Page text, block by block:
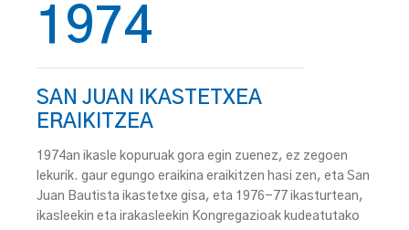
1974
SAN JUAN IKASTETXEA
ERAIKITZEA
1974an ikasle kopuruak gora egin zuenez, ez zegoen
lekurik. gaur egungo eraikina eraikitzen hasi zen, eta San
Juan Bautista ikastetxe gisa, eta 1976-77 ikasturtean,
ikasleekin eta irakasleekin Kongregazioak kudeatutako